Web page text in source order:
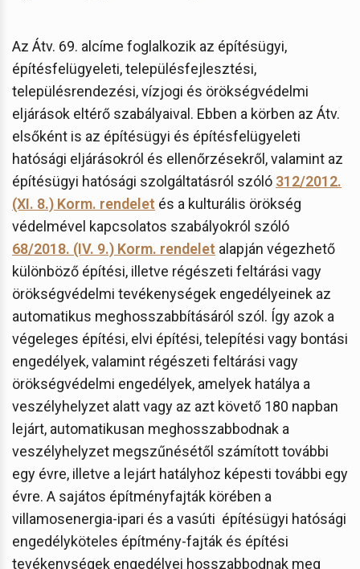
Az Átv. 69. alcíme foglalkozik az építésügyi,
építésfelügyeleti, településfejlesztési,
településrendezési, vízjogi és örökségvédelmi
eljárások eltérő szabályaival. Ebben a körben az Átv.
elsőként is az építésügyi és építésfelügyeleti
hatósági eljárásokról és ellenőrzésekről, valamint az
építésügyi hatósági szolgáltatásról szóló 312/2012.
(XI. 8.) Korm. rendelet és a kulturális örökség
védelmével kapcsolatos szabályokról szóló
68/2018. (IV. 9.) Korm. rendelet alapján végezhető
különböző építési, illetve régészeti feltárási vagy
örökségvédelmi tevékenységek engedélyeinek az
automatikus meghosszabbításáról szól. Így azok a
végeleges építési, elvi építési, telepítési vagy bontási
engedélyek, valamint régészeti feltárási vagy
örökségvédelmi engedélyek, amelyek hatálya a
veszélyhelyzet alatt vagy az azt követő 180 napban
lejárt, automatikusan meghosszabbodnak a
veszélyhelyzet megszűnésétől számított további
egy évre, illetve a lejárt hatályhoz képesti további egy
évre. A sajátos építményfajták körében a
villamosenergia-ipari és a vasúti építésügyi hatósági
engedélyköteles építmény-fajták és építési
tevékenységek engedélyei hosszabbodnak meg